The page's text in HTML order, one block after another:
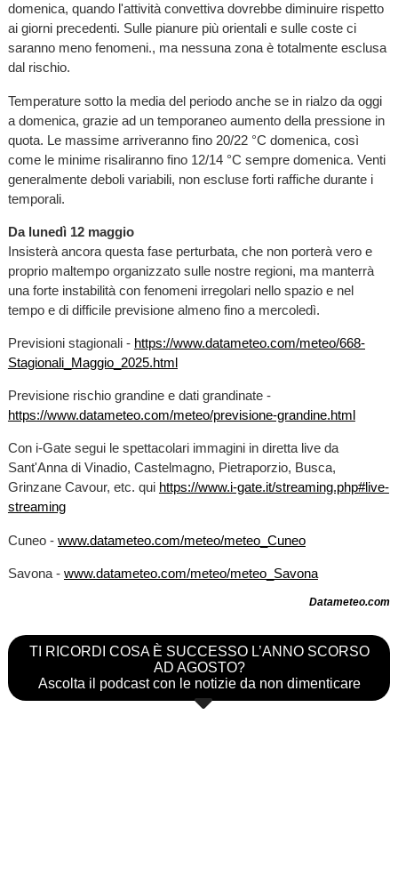
domenica, quando l'attività convettiva dovrebbe diminuire rispetto
ai giorni precedenti. Sulle pianure più orientali e sulle coste ci
saranno meno fenomeni., ma nessuna zona è totalmente esclusa
dal rischio.
Temperature sotto la media del periodo anche se in rialzo da oggi
a domenica, grazie ad un temporaneo aumento della pressione in
quota. Le massime arriveranno fino 20/22 °C domenica, così
come le minime risaliranno fino 12/14 °C sempre domenica. Venti
generalmente deboli variabili, non escluse forti raffiche durante i
temporali.
Da lunedì 12 maggio
Insisterà ancora questa fase perturbata, che non porterà vero e
proprio maltempo organizzato sulle nostre regioni, ma manterrà
una forte instabilità con fenomeni irregolari nello spazio e nel
tempo e di difficile previsione almeno fino a mercoledì.
Previsioni stagionali - https://www.datameteo.com/meteo/668-
Stagionali_Maggio_2025.html
Previsione rischio grandine e dati grandinate -
https://www.datameteo.com/meteo/previsione-grandine.html
Con i-Gate segui le spettacolari immagini in diretta live da
Sant'Anna di Vinadio, Castelmagno, Pietraporzio, Busca,
Grinzane Cavour, etc. qui https://www.i-gate.it/streaming.php#live-
streaming
Cuneo - www.datameteo.com/meteo/meteo_Cuneo
Savona - www.datameteo.com/meteo/meteo_Savona
Datameteo.com
TI RICORDI COSA È SUCCESSO L’ANNO SCORSO
AD AGOSTO?
Ascolta il podcast con le notizie da non dimenticare